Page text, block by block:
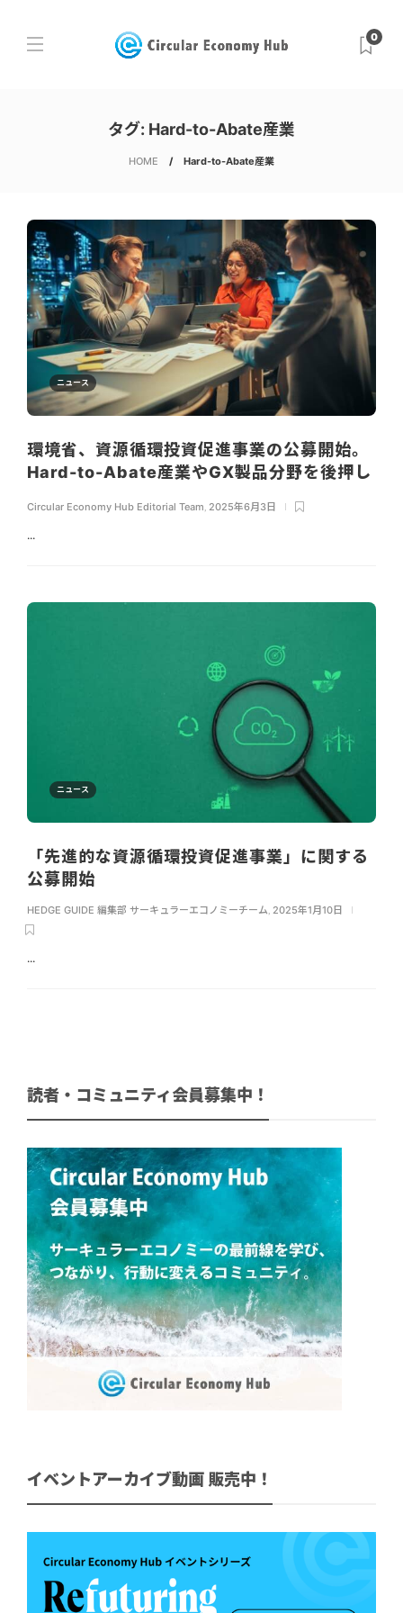
0
タグ: Hard-to-Abate産業
HOME Hard-to-Abate産業
ニュース
環境省、資源循環投資促進事業の公募開始。
Hard-to-Abate産業やGX製品分野を後押し
Circular Economy Hub Editorial Team, 2025年6月3日
...
ニュース
「先進的な資源循環投資促進事業」に関する
公募開始
HEDGE GUIDE 編集部 サーキュラーエコノミーチーム, 2025年1月10日
...
読者・コミュニティ会員募集中！
イベントアーカイブ動画 販売中！